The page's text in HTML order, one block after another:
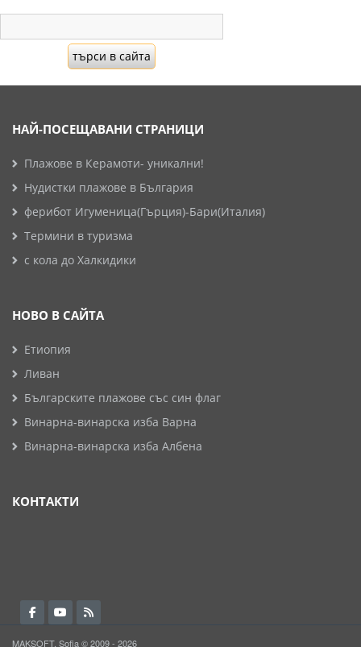
НАЙ-ПОСЕЩАВАНИ СТРАНИЦИ
Плажове в Керамоти- уникални!
Нудистки плажове в България
ферибот Игуменица(Гърция)-Бари(Италия)
Термини в туризма
с кола до Халкидики
НОВО В САЙТА
Етиопия
Ливан
Българските плажове със син флаг
Винарна-винарска изба Варна
Винарна-винарска изба Албена
КОНТАКТИ
MAKSOFT, Sofia © 2009 - 2026